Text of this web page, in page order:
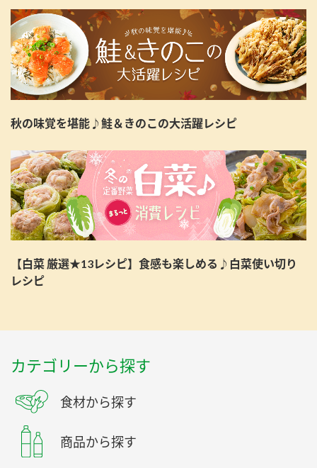
秋の味覚を堪能♪鮭＆きのこの大活躍レシピ
【白菜 厳選★13レシピ】食感も楽しめる♪白菜使い切り
レシピ
カテゴリーから探す
食材から探す
商品から探す